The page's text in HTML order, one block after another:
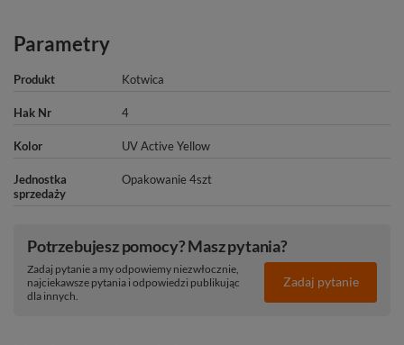
Parametry
Produkt Kotwica
Hak Nr 4
Kolor UV Active Yellow
Jednostka
sprzedaży
Opakowanie 4szt
Potrzebujesz pomocy? Masz pytania?
Zadaj pytanie a my odpowiemy niezwłocznie,
najciekawsze pytania i odpowiedzi publikując
dla innych.
Zadaj pytanie